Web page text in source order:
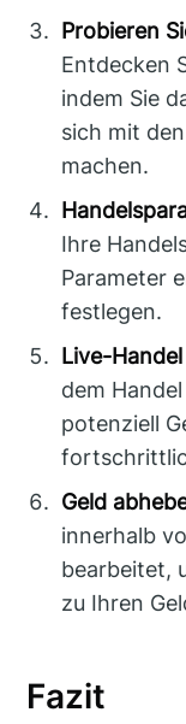
Probieren
Entdecken
indem Sie
sich mit
machen.
Ihre
Parameter
festlegen.
Live-
dem
potenziell
Geld
innerhalb
bearbeitet,
zu Ihren
Fazit